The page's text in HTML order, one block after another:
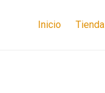
Inicio Tienda